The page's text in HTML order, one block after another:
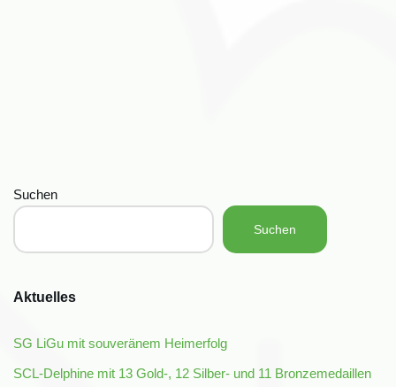
Suchen
Suchen
Aktuelles
SG LiGu mit souveränem Heimerfolg
SCL-Delphine mit 13 Gold-, 12 Silber- und 11 Bronzemedaillen